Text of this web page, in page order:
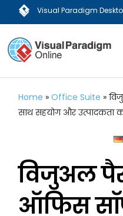
Visual Paradigm
Home »Office Suite »
साथ सहयोग और उत्पादकता
विजुअल
ऑफिस